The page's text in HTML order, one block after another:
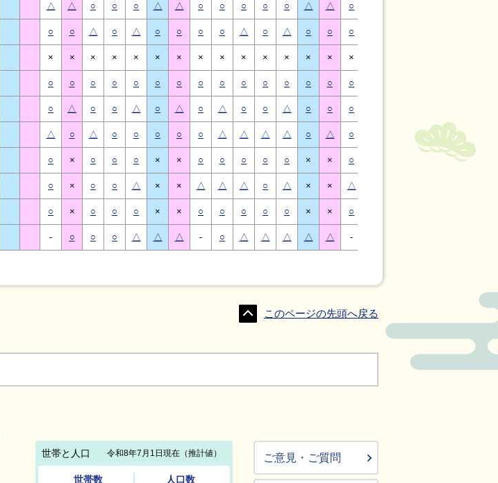
△ △ ○ ○ ○ △ △ ○ ○ ○ ○ ○ △ △ ○
○ ○ △ ○ △ ○ ○ ○ ○ △ ○ △ ○ ○ ○
× × × × × × × × × × × × × × ×
○ ○ ○ ○ ○ ○ ○ ○ ○ ○ ○ ○ ○ ○ ○
○ △ ○ ○ △ ○ △ ○ △ ○ ○ △ ○ ○ ○
△ ○ △ ○ ○ ○ ○ ○ △ △ △ △ ○ △ ○ △ △ ○
○ × ○ ○ ○ × × ○ ○ ○ ○ ○ × × ○ ×
○ × ○ ○ △ × × △ △ △ ○ △ × × △
○ × ○ ○ ○ × × ○ ○ ○ ○ ○ × × ○
- ○ ○ ○ △ △ △ - ○ △ △ △ △ △ -
このページの先頭へ戻る
ご意見・ご質問